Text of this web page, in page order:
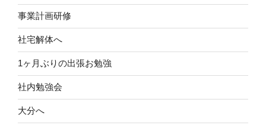
事業計画研修
社宅解体へ
1ヶ月ぶりの出張お勉強
社内勉強会
大分へ